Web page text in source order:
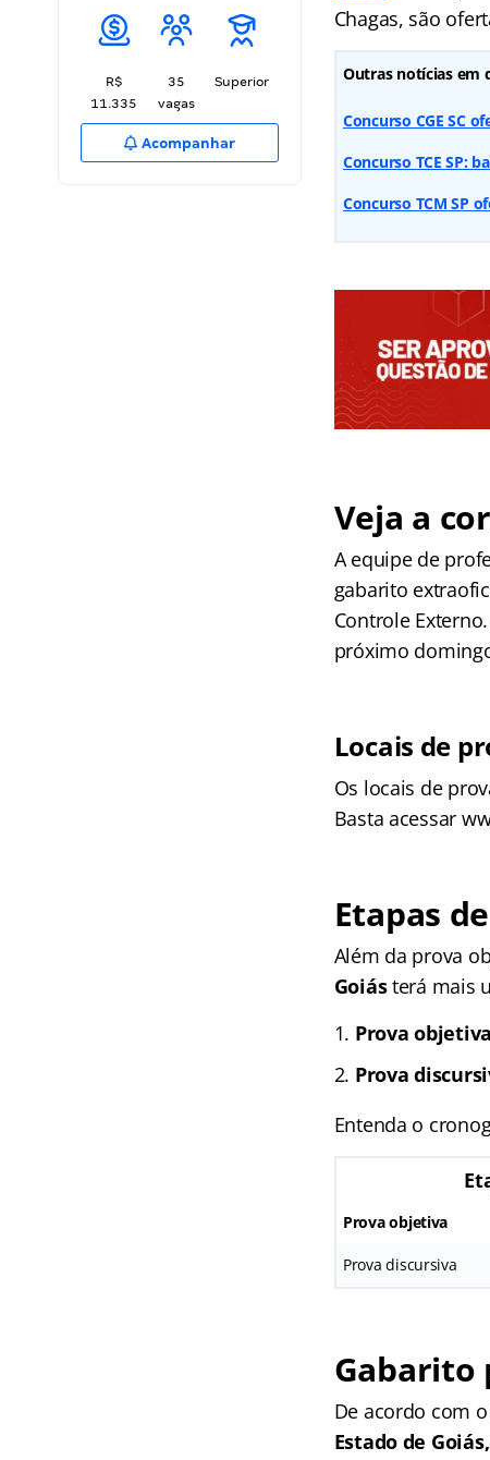
R$
11.335
35
vagas
Superior
Acompanhar
Chagas, são
Outras notícias em
Concurso CGE SC
Concurso TCE SP:
Concurso TCM SP
Veja a
A equipe de
gabarito
Controle
próximo
Locais de
Os locais de
Basta acessar
Etapas
Além da prova
Goiásterá mais
Prova
Prova
Entenda o
Prova objetiva
Prova discursiva
Gabarito
De acordo com
Estado de Goiás,